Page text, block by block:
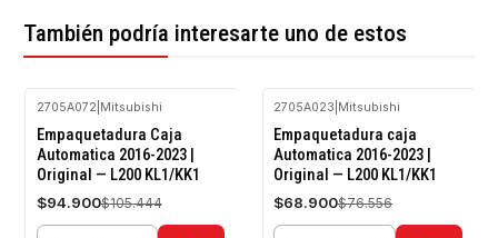
También podría interesarte uno de estos
-10%
OFF
2705A072 Mitsubishi
Empaquetadura Caja
Automatica 2016-2023 |
Original — L200 KL1/KK1
$94.900$105.444
-10%
OFF
2705A023 Mitsubishi
Empaquetadura caja
Automatica 2016-2023 |
Original — L200 KL1/KK1
$68.900$76.556